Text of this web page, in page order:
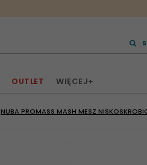
OUTLET WIĘCEJ+
NUBA PROMASS MASH MESZ